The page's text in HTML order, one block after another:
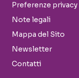
Preferenze privacy
Note legali
Mappa del Sito
Newsletter
Contatti